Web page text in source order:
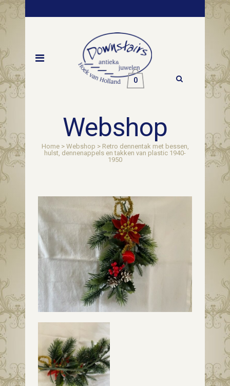
0
Webshop
Home> Webshop > Retro dennentak met bessen,
hulst, dennenappels en takken van plastic 1940-
1950